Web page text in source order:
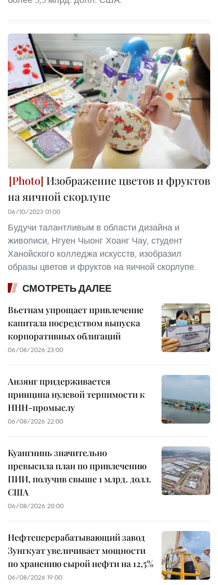
Изображение цветов и фруктов
на яичной скорлупе
06/10/2023 01:00
Будучи талантливым в области дизайна и
живописи, Нгуен Чыонг Хоанг Чау, студент
Ханойского колледжа искусств, изобразил
образы цветов и фруктов на яичной скорлупе.
СМОТРЕТЬ ДАЛЕЕ
Вьетнам упрощает привлечение
капитала посредством выпуска
корпоративных облигаций
06/08/2026 23:00
Анзянг придерживается
принципа нулевой терпимости к
ННН-промыслу
06/08/2026 22:00
Куангнинь значительно
превысила план по привлечению
ПИИ, получив свыше 1 млрд. долл.
США
06/08/2026 20:00
Нефтеперерабатывающий завод
Зунгкуат увеличивает мощности
по хранению сырой нефти на 12,5%
06/08/2026 19:00